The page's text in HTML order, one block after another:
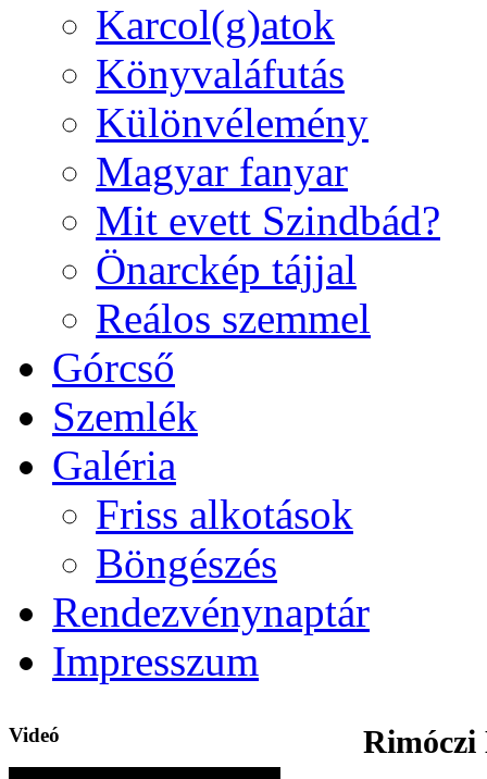
Karcol(g)atok
Könyvaláfutás
Különvélemény
Magyar fanyar
Mit evett Szindbád?
Önarckép tájjal
Reálos szemmel
Górcső
Szemlék
Galéria
Friss alkotások
Böngészés
Rendezvénynaptár
Impresszum
Videó